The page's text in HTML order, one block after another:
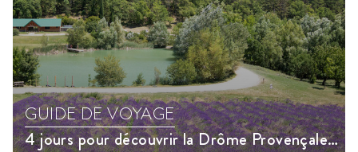
GUIDE DE VOYAGE
4 jours pour découvrir la Drôme Provençale autour de Dieulefit : nature, villages et saveurs locales